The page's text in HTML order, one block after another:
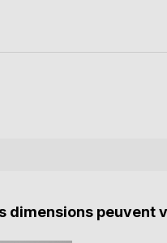
dimensions peuvent